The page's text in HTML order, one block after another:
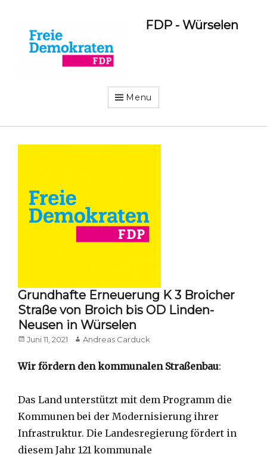
FDP - Würselen
Menu
Grundhafte Erneuerung K 3 Broicher
Straße von Broich bis OD Linden-
Neusen in Würselen
Posted
Juni 11, 2021 Author
Andreas Carduck
Wir fördern den kommunalen Straßenbau:
Das Land unterstützt mit dem Programm die
Kommunen bei der Modernisierung ihrer
Infrastruktur. Die Landesregierung fördert in
diesem Jahr 121 kommunale